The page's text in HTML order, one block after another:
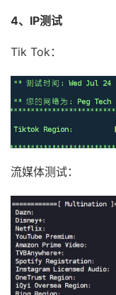
4、IP测试
Tik Tok：
流媒体测试：